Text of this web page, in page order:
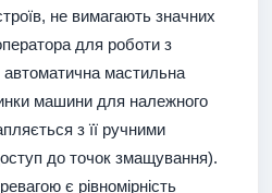
не вимагають значних
для роботи з
автоматична мастильна
машини для належного
з її ручними
до точок змащування).
є рівномірність